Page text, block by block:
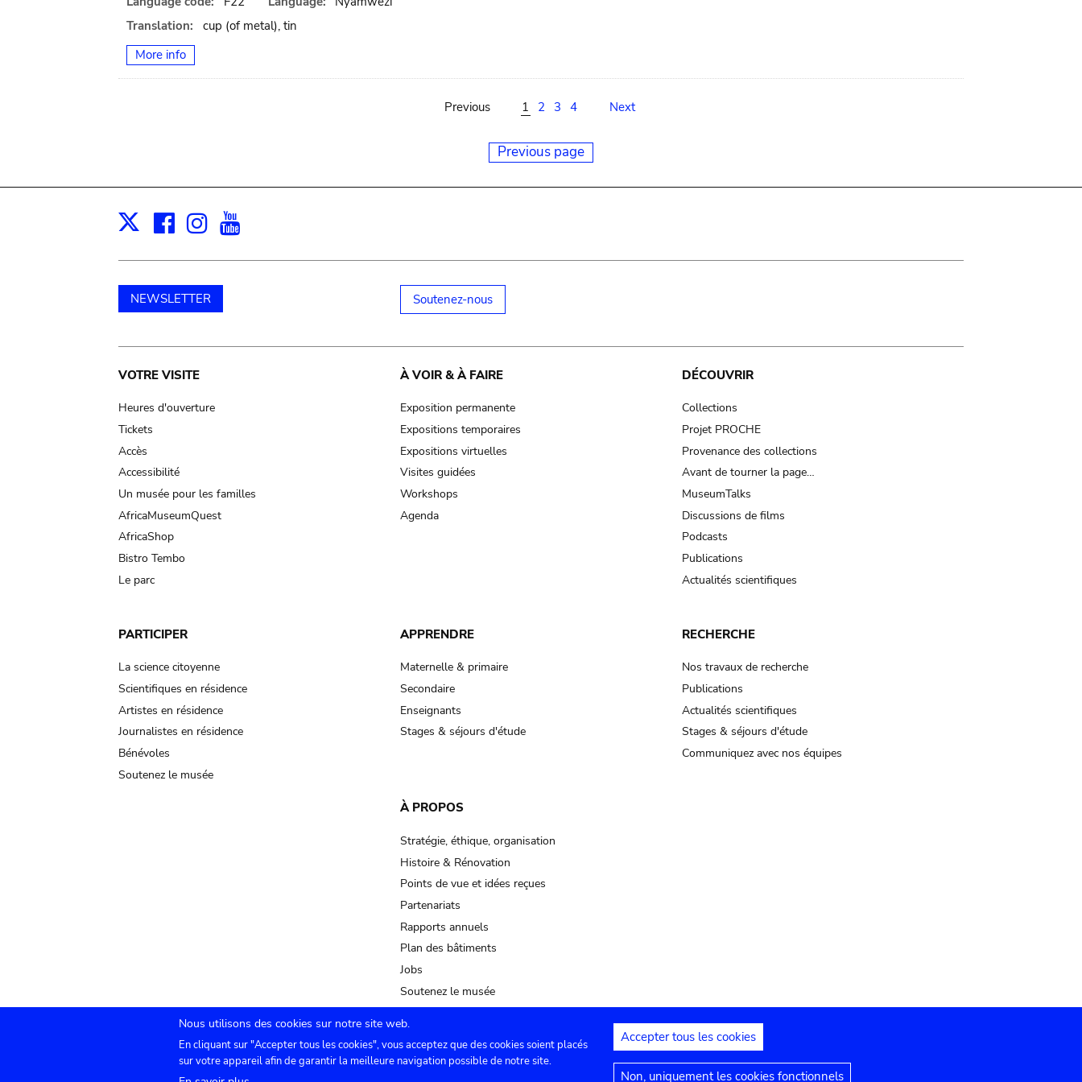
Translation:
cup (of metal), tin
More info
Previous 1 2 3 4 Next
Previous page
X Facebook
Instagram
NEWSLETTER Soutenez-nous
Main
navigation
VOTRE VISITE
Heures d'ouverture
Tickets
Accès
Accessibilité
Un musée pour les familles
AfricaMuseumQuest
AfricaShop
Bistro Tembo
Le parc
À VOIR & À FAIRE
Exposition permanente
Expositions temporaires
Expositions virtuelles
Visites guidées
Workshops
Agenda
DÉCOUVRIR
Collections
Projet PROCHE
Provenance des collections
Avant de tourner la page…
MuseumTalks
Discussions de films
Podcasts
Publications
Actualités scientifiques
PARTICIPER
La science citoyenne
Scientifiques en résidence
Artistes en résidence
Journalistes en résidence
Bénévoles
Soutenez le musée
APPRENDRE
Maternelle & primaire
Secondaire
Enseignants
Stages & séjours d'étude
RECHERCHE
Nos travaux de recherche
Publications
Actualités scientifiques
Stages & séjours d'étude
Communiquez avec nos équipes
À PROPOS
Stratégie, éthique, organisation
Histoire & Rénovation
Points de vue et idées reçues
Partenariats
Rapports annuels
Plan des bâtiments
Jobs
Soutenez le musée
Submenu
Agenda Presse Location de salles Contact Paramètres de confidentialité Mentions juridiques Déclaration d'accessibilité
Nous utilisons des cookies sur notre site web.
En cliquant sur "Accepter tous les cookies", vous acceptez que des cookies soient placés
sur votre appareil afin de garantir la meilleure navigation possible de notre site.
Accepter tous les cookies
Non, uniquement les cookies fonctionnels